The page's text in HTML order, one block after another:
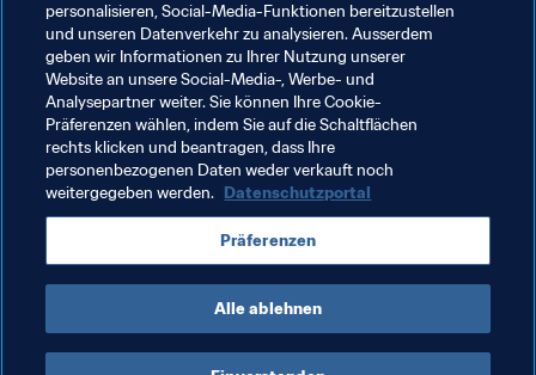
eine neue Ära voller Optimismus, Hoffnung und
Veränderung begann. Die Fans können darauf hoffen,
erneut viele Tore und mitreißenden Fussball von dem
Team zu sehen, dessen Keimzelle im Fussballsommer
2005 zu finden ist.
Verwandte Themen
Turniere Germany UEFA
personalisieren, Social-Media-Funktionen bereitzustellen
und unseren Datenverkehr zu analysieren. Ausserdem
geben wir Informationen zu Ihrer Nutzung unserer
Website an unsere Social-Media-, Werbe- und
Analysepartner weiter. Sie können Ihre Cookie-
Präferenzen wählen, indem Sie auf die Schaltflächen
rechts klicken und beantragen, dass Ihre
personenbezogenen Daten weder verkauft noch
weitergegeben werden. Datenschutzportal
Präferenzen
Alle ablehnen